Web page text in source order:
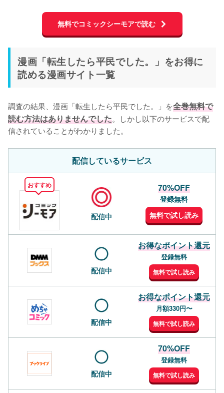
無料でコミックシーモアで読む
漫画「転生したら平民でした。」をお得に
読める漫画サイト一覧
調査の結果、漫画「転生したら平民でした。」を全巻無料で
読む方法はありませんでした。しかし以下のサービスで配
信されていることがわかりました。
配信しているサービス
おすすめ
配信中
70%OFF
登録無料
無料で試し読み
配信中
お得なポイント還元
登録無料
無料で試し読み
配信中
お得なポイント還元
月額330円〜
無料で試し読み
配信中
70%OFF
登録無料
無料で試し読み